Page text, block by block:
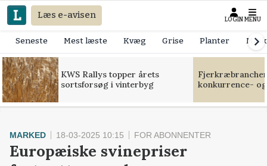
Læs e-avisen LOGIN MENU
Seneste Mest læste Kvæg Grise Planter
KWS Rallys topper årets
sortsforsøg i vinterbyg
konkurrence-
MARKED 18-03-2025 10:15 FOR ABONNENTER
Europæiske svinepriser